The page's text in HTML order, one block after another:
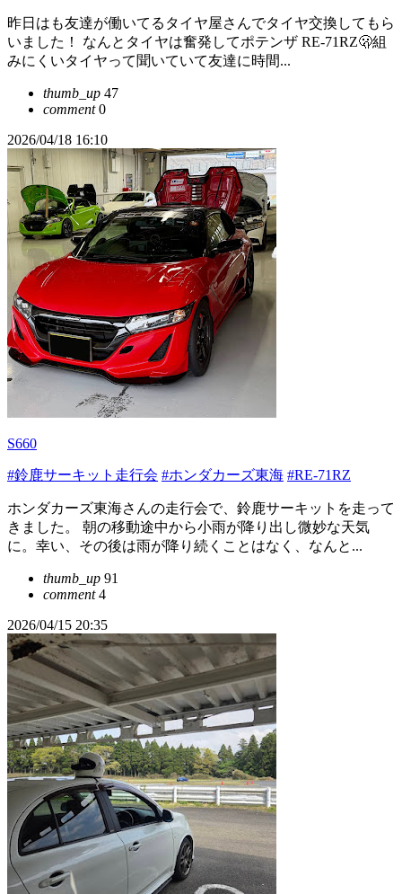
昨日はも友達が働いてるタイヤ屋さんでタイヤ交換してもら
いました！ なんとタイヤは奮発してポテンザ RE-71RZ🫢組
みにくいタイヤって聞いていて友達に時間...
thumb_up 47
comment0
2026/04/18 16:10
S660
#鈴鹿サーキット走行会 #ホンダカーズ東海 #RE-71RZ
ホンダカーズ東海さんの走行会で、鈴鹿サーキットを走って
きました。 朝の移動途中から小雨が降り出し微妙な天気
に。幸い、その後は雨が降り続くことはなく、なんと...
thumb_up 91
comment4
2026/04/15 20:35